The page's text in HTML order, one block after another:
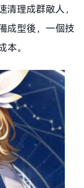
理成群敵人，
成型後，一個技
。